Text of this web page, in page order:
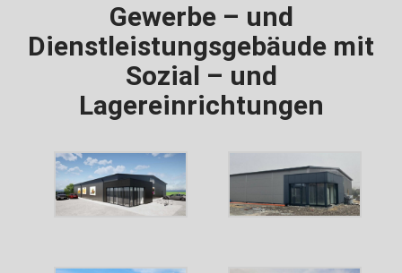
Gewerbe – und
Dienstleistungsgebäude mit
Sozial – und
Lagereinrichtungen